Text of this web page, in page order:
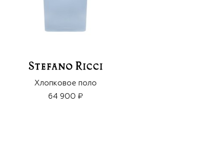
Хлопковое поло
64 900 ₽